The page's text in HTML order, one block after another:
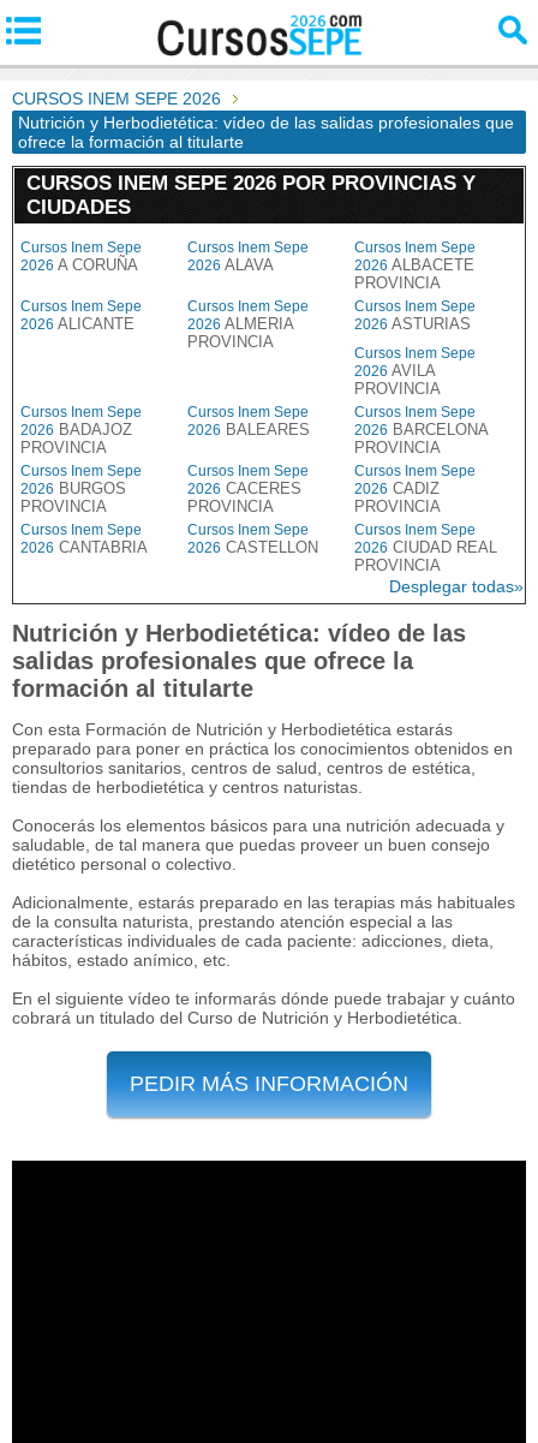
CURSOS INEM SEPE 2026
Nutrición y Herbodietética: vídeo de las salidas profesionales que
ofrece la formación al titularte
CURSOS INEM SEPE 2026 POR PROVINCIAS Y
CIUDADES
Cursos Inem Sepe
2026 A CORUÑA
Cursos Inem Sepe
2026 ALAVA
Cursos Inem Sepe
2026 ALBACETE
PROVINCIA
Cursos Inem Sepe
2026 ALICANTE
Cursos Inem Sepe
2026 ALMERIA
PROVINCIA
Cursos Inem Sepe
2026 ASTURIAS
Cursos Inem Sepe
2026 AVILA
PROVINCIA
Cursos Inem Sepe
2026 BADAJOZ
PROVINCIA
Cursos Inem Sepe
2026 BALEARES
Cursos Inem Sepe
2026 BARCELONA
PROVINCIA
Cursos Inem Sepe
2026 BURGOS
PROVINCIA
Cursos Inem Sepe
2026 CACERES
PROVINCIA
Cursos Inem Sepe
2026 CADIZ
PROVINCIA
Cursos Inem Sepe
2026 CANTABRIA
Cursos Inem Sepe
2026 CASTELLON
Cursos Inem Sepe
2026 CIUDAD REAL
PROVINCIA
Desplegar todas»
Nutrición y Herbodietética: vídeo de las
salidas profesionales que ofrece la
formación al titularte
Con esta Formación de Nutrición y Herbodietética estarás
preparado para poner en práctica los conocimientos obtenidos en
consultorios sanitarios, centros de salud, centros de estética,
tiendas de herbodietética y centros naturistas.
Conocerás los elementos básicos para una nutrición adecuada y
saludable, de tal manera que puedas proveer un buen consejo
dietético personal o colectivo.
Adicionalmente, estarás preparado en las terapias más habituales
de la consulta naturista, prestando atención especial a las
características individuales de cada paciente: adicciones, dieta,
hábitos, estado anímico, etc.
En el siguiente vídeo te informarás dónde puede trabajar y cuánto
cobrará un titulado del Curso de Nutrición y Herbodietética.
PEDIR MÁS INFORMACIÓN